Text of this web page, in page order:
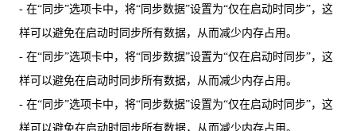
- 在“同步”选项卡中，将“同步数据”设置为“仅在启动时同步”，这
样可以避免在启动时同步所有数据，从而减少内存占用。
- 在“同步”选项卡中，将“同步数据”设置为“仅在启动时同步”，这
样可以避免在启动时同步所有数据，从而减少内存占用。
- 在“同步”选项卡中，将“同步数据”设置为“仅在启动时同步”，这
样可以避免在启动时同步所有数据，从而减少内存占用。